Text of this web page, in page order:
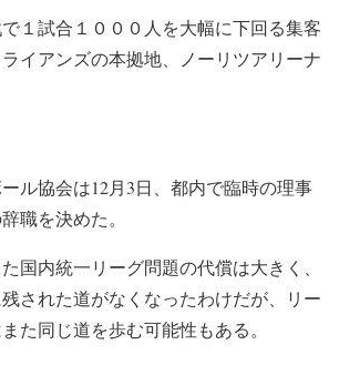
１試合１０００人を大幅に下回る集客
イアンズの本拠地、ノーリツアリーナ
ル協会は12月3日、都内で臨時の理事
職を決めた。
国内統一リーグ問題の代償は大きく、
された道がなくなったわけだが、リー
た同じ道を歩む可能性もある。